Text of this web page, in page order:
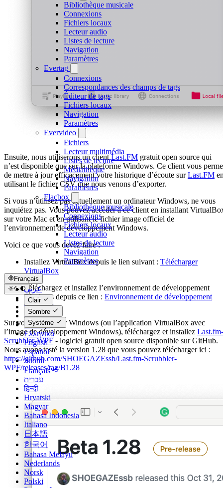
Bibliothèque musicale
Connexions
Fichiers locaux
Lecteur audio
Listes de lecture
Navigation
Paramètres
Evertag
Connexions
Correspondances des champs de tags
Éditeur de tags
Fichiers locaux
Navigation
Paramètres
Evervideo
Fichiers
Lecteur multimédia
Listes de lecture
Médiathèque
Navigation
Paramètres
Flacbox
Bibliothèque musicale
Connexions
Fichiers locaux
Lecteur audio
Listes de lecture
Navigation
Paramètres
Français
عربي
Català
Čeština
Dansk
Deutsch
Ελληνικά
English
Español
Suomi
Français
עברית
हिन्दी
Hrvatski
Magyar
Bahasa Indonesia
Italiano
日本語
한국어
Bahasa Melayu
Nederlands
Norsk
Polski
Clair
Sombre
Système
Ensuite, nous utiliserons un clientLast.FM gratuit open source qui
n’est disponible que sur la plateforme Windows. Ce client vous
de mettre à jour efficacement votre historique d’écoute surLast.FM
utilisant le fichier CSV que nous venons d’exporter.
Si vous n’utilisez pas actuellement un ordinateur Windows, ne vous
inquiétez pas. Vous pouvez accéder à ce client en installant
sur votre Mac et en utilisant le fichier image officiel de
l’environnement de développement Windows.
Voici ce que vous devez faire :
Installez VirtualBox depuis le lien suivant : Télécharger
VirtualBox
Téléchargez et installez l’environnement de développement
Windows depuis ce lien : Environnement de développement
Windows
Sur votre ordinateur Windows (ou l’application VirtualBox avec
l’image de développement Windows), téléchargez et installez Last.fm-
Scrubbler-WPF - logiciel gratuit open source disponible sur GitHub.
Nous avons testé la version 1.28 que vous pouvez télécharger ici :
https://github.com/SHOEGAZEssb/Last.fm-Scrubbler-
WPF/releases/tag/B1.28